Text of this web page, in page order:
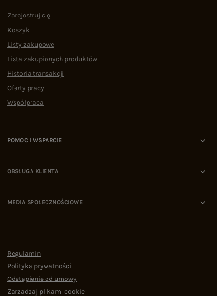
Zarejestruj się
Koszyk
Listy zakupowe
Lista zakupionych produktów
Historia transakcji
Oferty pracy
Współpraca
POMOC I WSPARCIE
OBSŁUGA KLIENTA
MEDIA SPOŁECZNOŚCIOWE
Regulamin
Polityka prywatności
Odstąpienie od umowy
Zarządzaj plikami cookie